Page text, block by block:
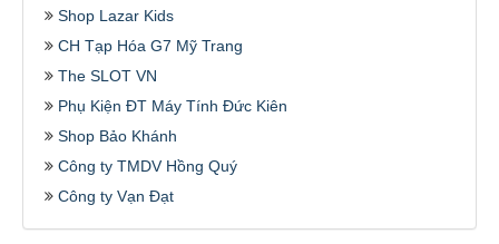
Shop Lazar Kids
CH Tạp Hóa G7 Mỹ Trang
The SLOT VN
Phụ Kiện ĐT Máy Tính Đức Kiên
Shop Bảo Khánh
Công ty TMDV Hồng Quý
Công ty Vạn Đạt